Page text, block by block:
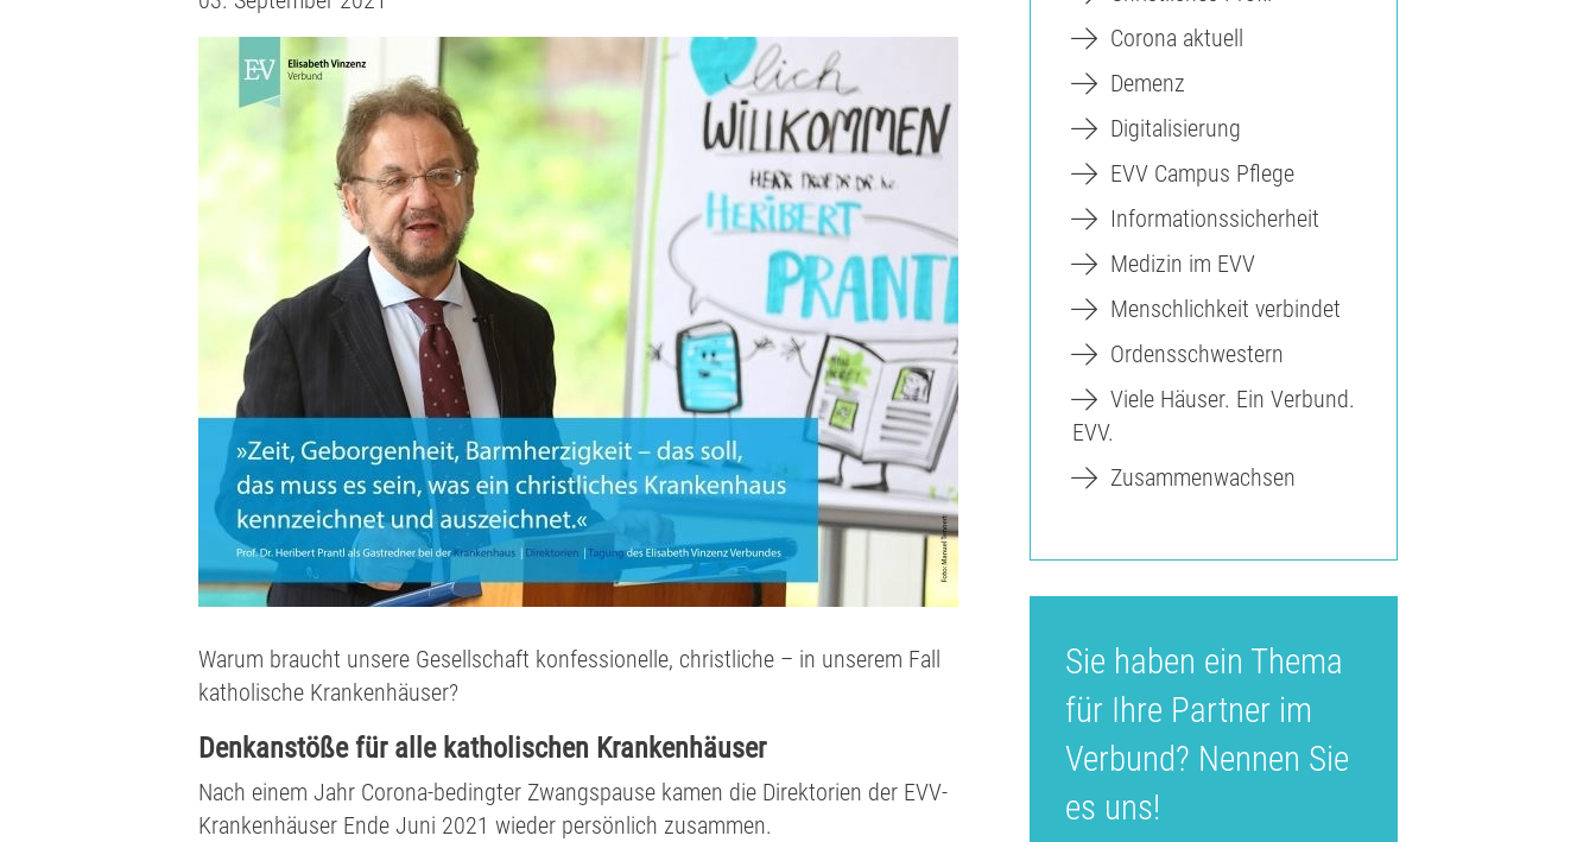
Warum braucht unsere Gesellschaft konfessionelle, christliche – in unserem Fall
katholische Krankenhäuser?
Denkanstöße für alle katholischen Krankenhäuser
Nach einem Jahr Corona-bedingter Zwangspause kamen die Direktorien der EVV-
Krankenhäuser Ende Juni 2021 wieder persönlich zusammen.
Corona aktuell
Demenz
Digitalisierung
EVV Campus Pflege
Informationssicherheit
Medizin im EVV
Menschlichkeit verbindet
Ordensschwestern
Viele Häuser. Ein Verbund.
EVV.
Zusammenwachsen
Sie haben ein Thema
für Ihre Partner im
Verbund? Nennen Sie
es uns!